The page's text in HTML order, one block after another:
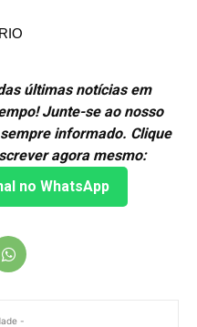
últimas notícias em
Junte-se ao nosso
informado. Clique
agora mesmo:
no WhatsApp
-